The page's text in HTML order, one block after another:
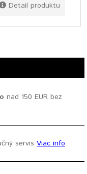
Detail produktu
nad 150 EUR bez
servis Viac info